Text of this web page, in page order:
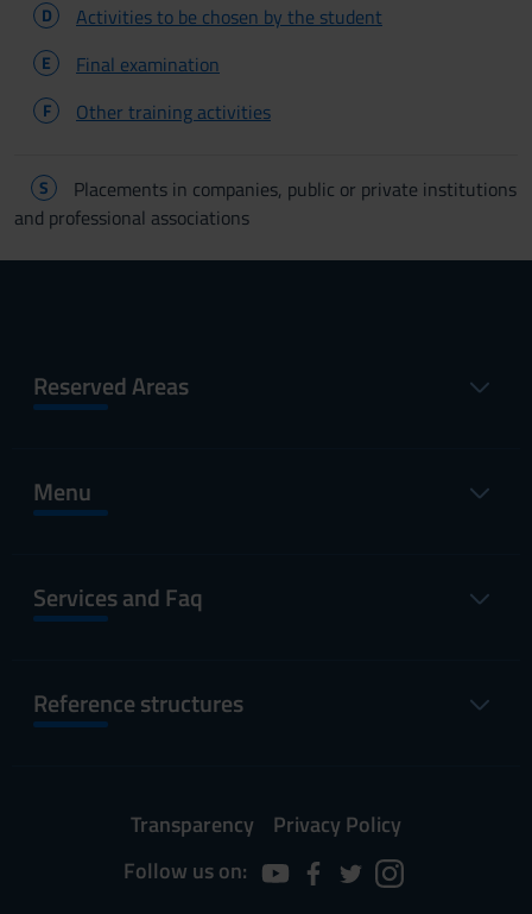
D Activities to be chosen by the student
E Final examination
F Other training activities
S
Placements in companies, public or private institutions
and professional associations
Reserved Areas
Menu
Services and Faq
Reference structures
Transparency
Privacy Policy
Follow us on: